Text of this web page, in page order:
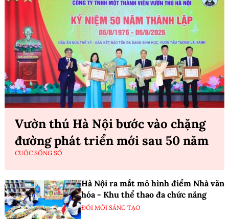
Vườn thú Hà Nội bước vào chặng
đường phát triển mới sau 50 năm
CUỘC SỐNG SỐ
Hà Nội ra mắt mô hình điểm Nhà văn
hóa - Khu thể thao đa chức năng
ĐỔI MỚI SÁNG TẠO